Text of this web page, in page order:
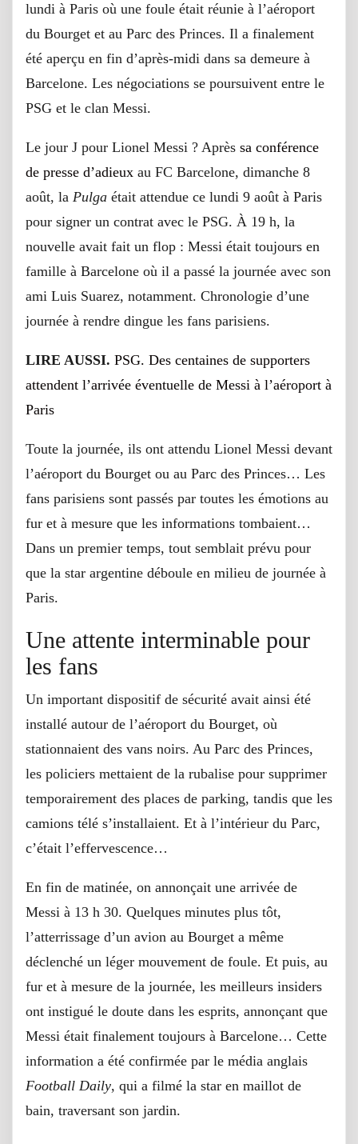
lundi à Paris où une foule était réunie à l’aéroport
du Bourget et au Parc des Princes. Il a finalement
été aperçu en fin d’après-midi dans sa demeure à
Barcelone. Les négociations se poursuivent entre le
PSG et le clan Messi.
Le jour J pour Lionel Messi ? Après sa conférence
de presse d’adieux au FC Barcelone, dimanche 8
août, la Pulga était attendue ce lundi 9 août à Paris
pour signer un contrat avec le PSG. À 19 h, la
nouvelle avait fait un flop : Messi était toujours en
famille à Barcelone où il a passé la journée avec son
ami Luis Suarez, notamment. Chronologie d’une
journée à rendre dingue les fans parisiens.
LIRE AUSSI. PSG. Des centaines de supporters
attendent l’arrivée éventuelle de Messi à l’aéroport à
Paris
Toute la journée, ils ont attendu Lionel Messi devant
l’aéroport du Bourget ou au Parc des Princes… Les
fans parisiens sont passés par toutes les émotions au
fur et à mesure que les informations tombaient…
Dans un premier temps, tout semblait prévu pour
que la star argentine déboule en milieu de journée à
Paris.
Une attente interminable pour
les fans
Un important dispositif de sécurité avait ainsi été
installé autour de l’aéroport du Bourget, où
stationnaient des vans noirs. Au Parc des Princes,
les policiers mettaient de la rubalise pour supprimer
temporairement des places de parking, tandis que les
camions télé s’installaient. Et à l’intérieur du Parc,
c’était l’effervescence…
En fin de matinée, on annonçait une arrivée de
Messi à 13 h 30. Quelques minutes plus tôt,
l’atterrissage d’un avion au Bourget a même
déclenché un léger mouvement de foule. Et puis, au
fur et à mesure de la journée, les meilleurs insiders
ont instigué le doute dans les esprits, annonçant que
Messi était finalement toujours à Barcelone… Cette
information a été confirmée par le média anglais
Football Daily, qui a filmé la star en maillot de
bain, traversant son jardin.